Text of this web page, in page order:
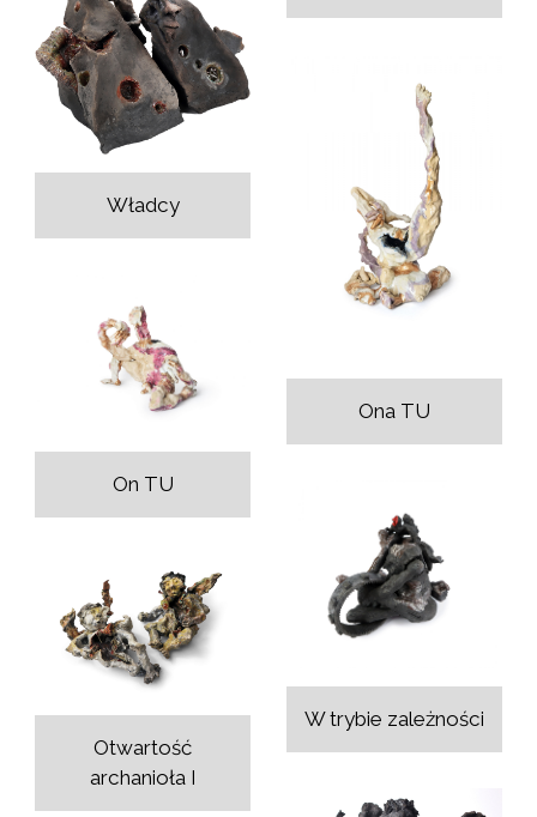
Władcy
Ona TU
On TU
W trybie zależności
Otwartość
archanioła I